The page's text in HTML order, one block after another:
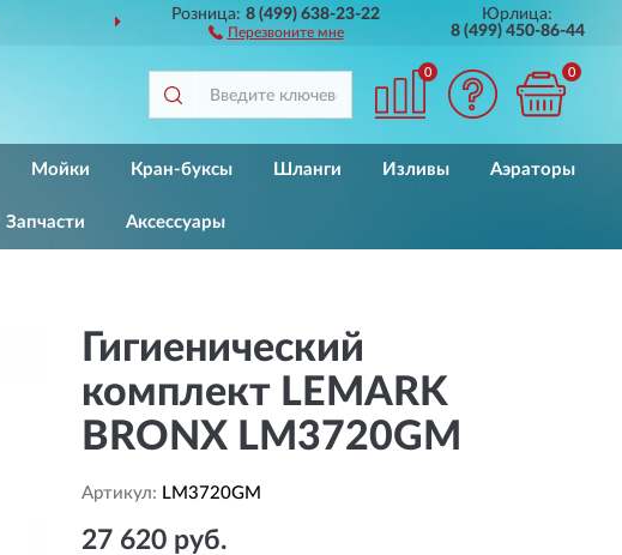
ДОСТАВИМ ПО ВСЕЙ РОССИИ
Розница:8 (499) 638-23-22
Перезвоните мне
Юрлица:
8 (499) 450-86-44
0 0
Мойки Кран-буксы Шланги Изливы Аэраторы
Запчасти Аксессуары
Гигиенический
комплект LEMARK
BRONX LM3720GM
Артикул: LM3720GM
27 620 руб.